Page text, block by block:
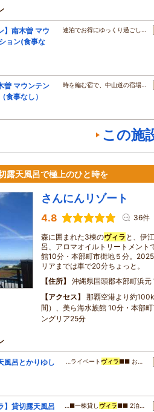
】南木曽 マウ
ョン(食事な
連泊でお得にゆっくり過ごし…
曽 マウンテン
食事なし）
時を編む宿で、中山道の宿場…
この施
露天風呂で極上のひと時を
さんにんリゾート
4.8 36件
森に囲まれた3棟のヴィラ と、伊
呂、アロマオイルトリートメント
館10分・本部町市街地５分。
リアまでは車で20分ちょっと。
住所
沖縄県国頭郡本部町浜元
アクセス
那覇空港より約
間）、美ら海水族館 10分・本部
ングリア25分
風呂とかりゆし
…ライベート ヴィラ■■ お…
】貸切露天風呂
…■一棟貸し ヴィラ■■ 2泊…